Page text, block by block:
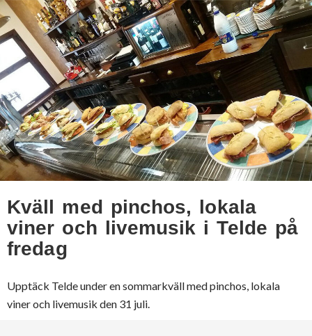
Kväll med pinchos, lokala
viner och livemusik i Telde på
fredag
Upptäck Telde under en sommarkväll med pinchos, lokala
viner och livemusik den 31 juli.